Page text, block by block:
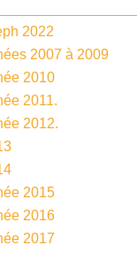
2022
2007 à 2009
2010
2011.
2012.
2015
2016
2017